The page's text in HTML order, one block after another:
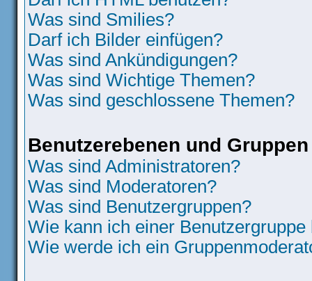
Was sind Smilies?
Darf ich Bilder einfügen?
Was sind Ankündigungen?
Was sind Wichtige Themen?
Was sind geschlossene Themen?
Benutzerebenen und Gruppen
Was sind Administratoren?
Was sind Moderatoren?
Was sind Benutzergruppen?
Wie kann ich einer Benutzergruppe
Wie werde ich ein